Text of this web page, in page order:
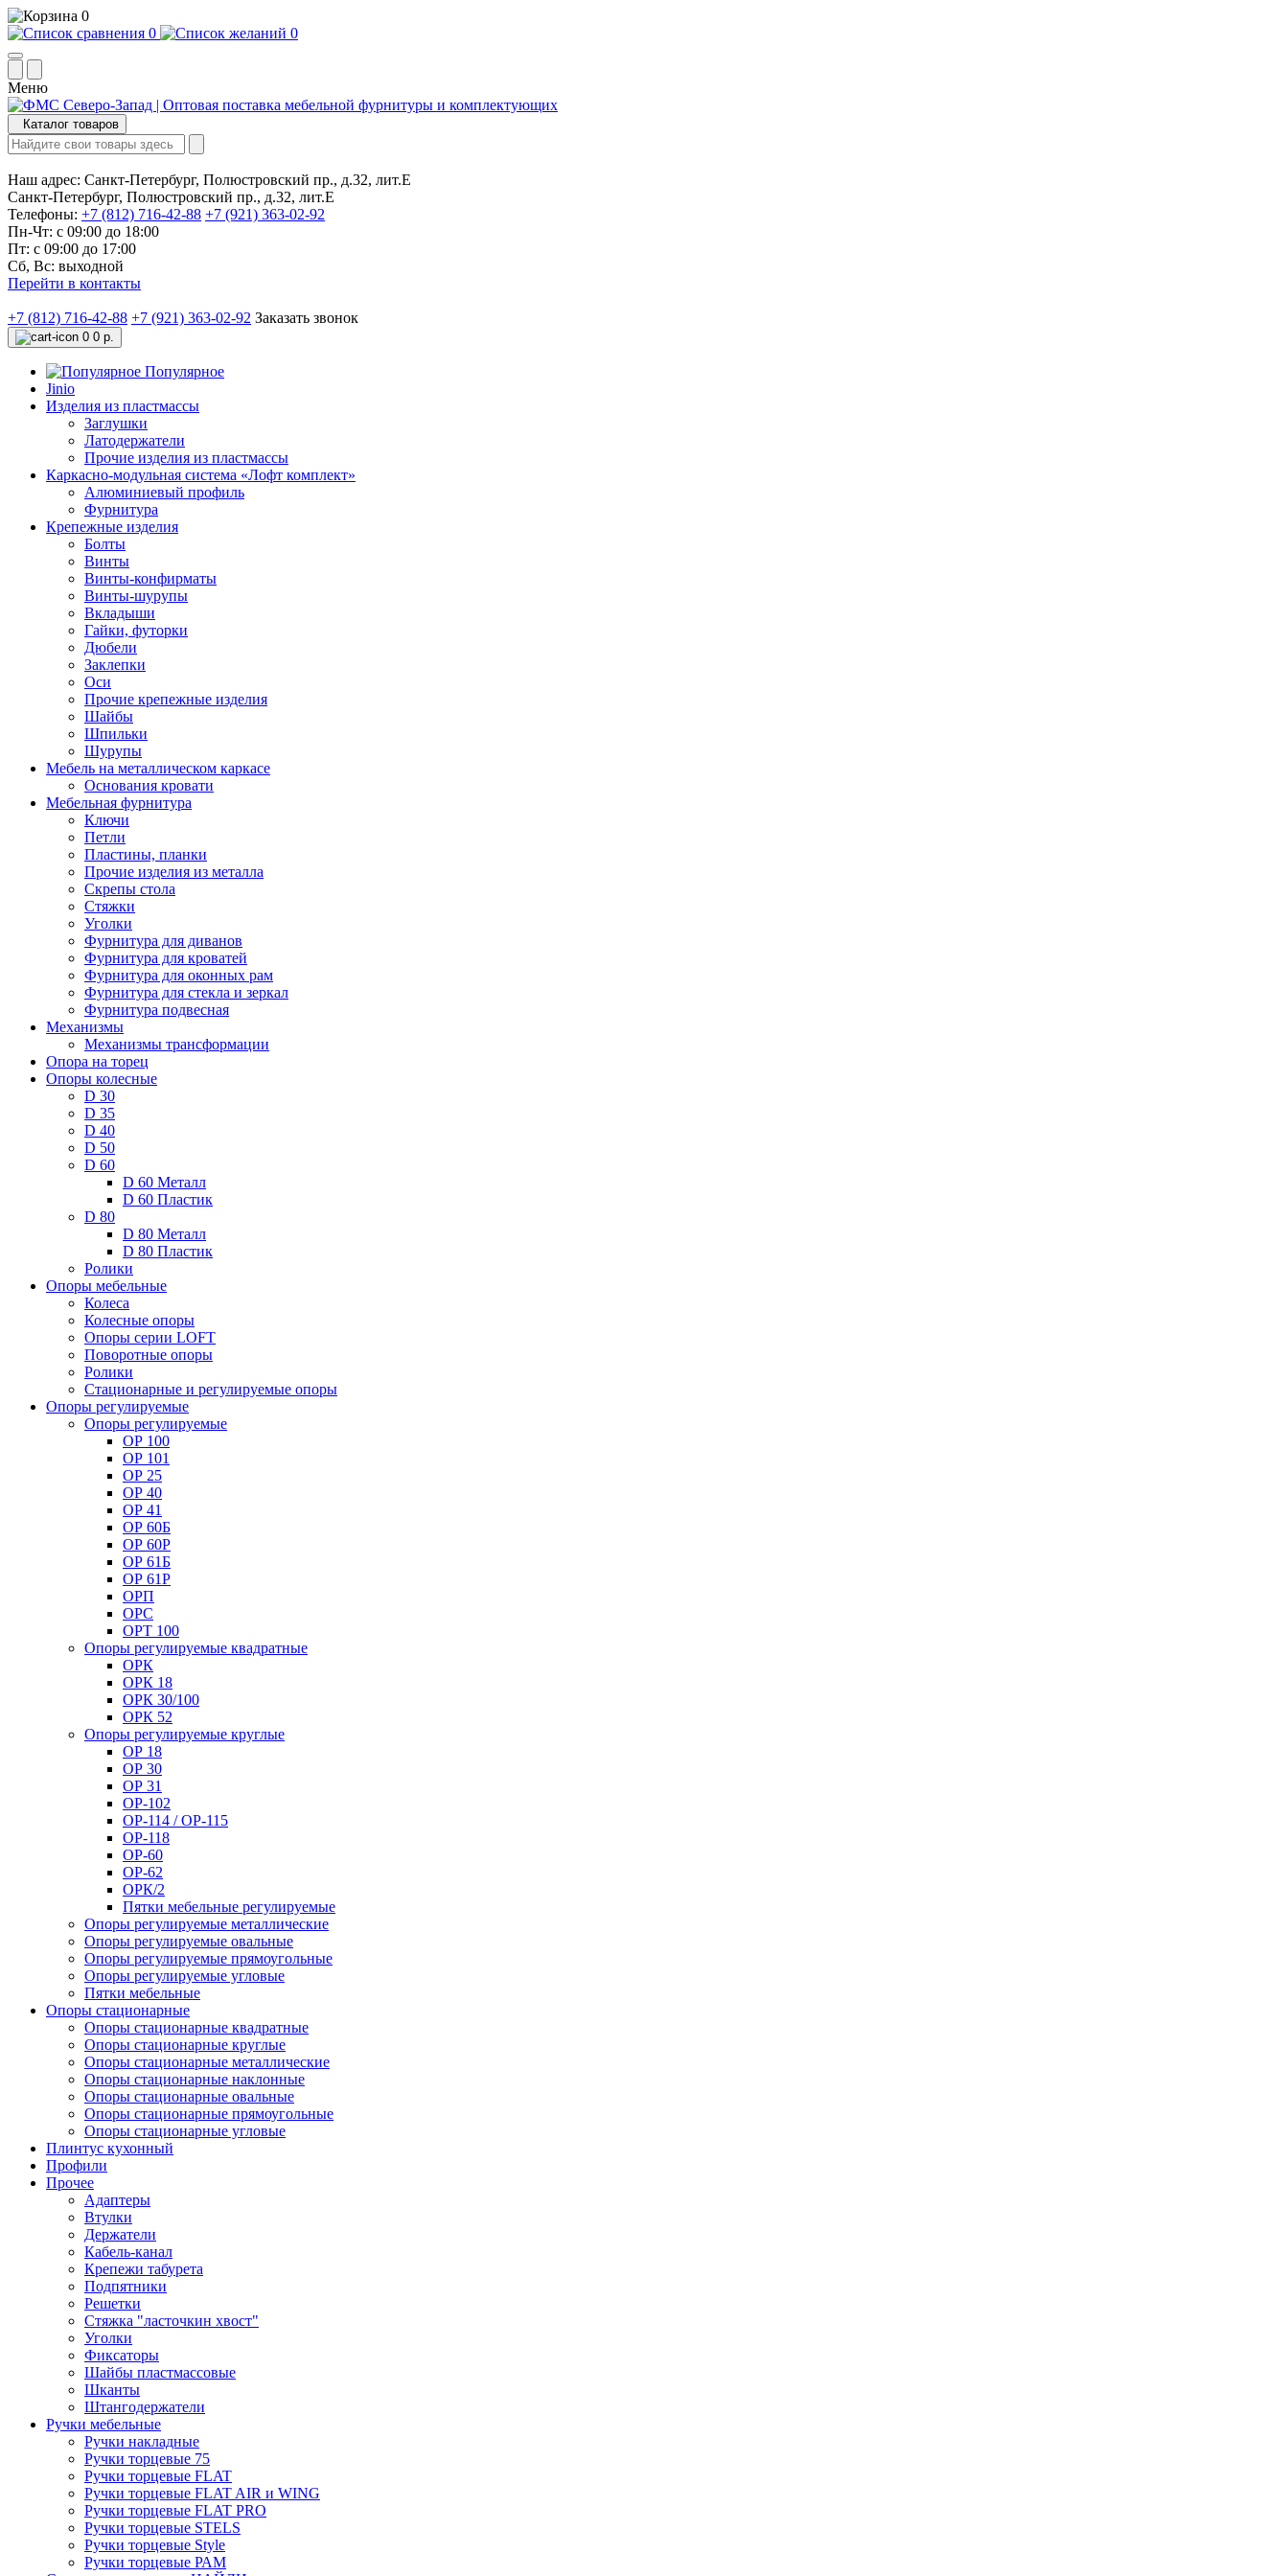
0
0
0
Меню
Каталог товаров
Наш адрес: Санкт-Петербург, Полюстровский пр., д.32, лит.Е
Санкт-Петербург, Полюстровский пр., д.32, лит.Е
Телефоны: +7 (812) 716-42-88 +7 (921) 363-02-92
Пн-Чт: с 09:00 до 18:00
Пт: с 09:00 до 17:00
Сб, Вс: выходной
Перейти в контакты
+7 (812) 716-42-88 +7 (921) 363-02-92 Заказать звонок
0 0 р.
Популярное
Jinio
Изделия из пластмассы
Заглушки
Латодержатели
Прочие изделия из пластмассы
Каркасно-модульная система «Лофт комплект»
Алюминиевый профиль
Фурнитура
Крепежные изделия
Болты
Винты
Винты-конфирматы
Винты-шурупы
Вкладыши
Гайки, футорки
Дюбели
Заклепки
Оси
Прочие крепежные изделия
Шайбы
Шпильки
Шурупы
Мебель на металлическом каркасе
Основания кровати
Мебельная фурнитура
Ключи
Петли
Пластины, планки
Прочие изделия из металла
Скрепы стола
Стяжки
Уголки
Фурнитура для диванов
Фурнитура для кроватей
Фурнитура для оконных рам
Фурнитура для стекла и зеркал
Фурнитура подвесная
Механизмы
Механизмы трансформации
Опора на торец
Опоры колесные
D 30
D 35
D 40
D 50
D 60
D 60 Металл
D 60 Пластик
D 80
D 80 Металл
D 80 Пластик
Ролики
Опоры мебельные
Колеса
Колесные опоры
Опоры серии LOFT
Поворотные опоры
Ролики
Стационарные и регулируемые опоры
Опоры регулируемые
Опоры регулируемые
ОР 100
ОР 101
ОР 25
ОР 40
ОР 41
ОР 60Б
ОР 60Р
ОР 61Б
ОР 61Р
ОРП
ОРС
ОРТ 100
Опоры регулируемые квадратные
ОРК
ОРК 18
ОРК 30/100
ОРК 52
Опоры регулируемые круглые
ОР 18
ОР 30
ОР 31
ОР-102
ОР-114 / ОР-115
ОР-118
ОР-60
ОР-62
ОРК/2
Пятки мебельные регулируемые
Опоры регулируемые металлические
Опоры регулируемые овальные
Опоры регулируемые прямоугольные
Опоры регулируемые угловые
Пятки мебельные
Опоры стационарные
Опоры стационарные квадратные
Опоры стационарные круглые
Опоры стационарные металлические
Опоры стационарные наклонные
Опоры стационарные овальные
Опоры стационарные прямоугольные
Опоры стационарные угловые
Плинтус кухонный
Профили
Прочее
Адаптеры
Втулки
Держатели
Кабель-канал
Крепежи табурета
Подпятники
Решетки
Стяжка "ласточкин хвост"
Уголки
Фиксаторы
Шайбы пластмассовые
Шканты
Штангодержатели
Ручки мебельные
Ручки накладные
Ручки торцевые 75
Ручки торцевые FLAT
Ручки торцевые FLAT AIR и WING
Ручки торцевые FLAT PRO
Ручки торцевые STELS
Ручки торцевые Style
Ручки торцевые РАМ